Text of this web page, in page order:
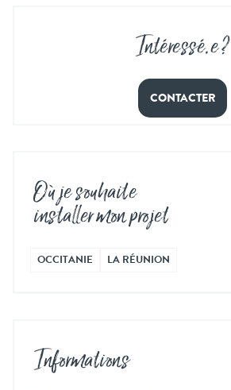
Intéressé.e ?
CONTACTER
Où je souhaite
installer mon projet
OCCITANIE LA RÉUNION
Informations